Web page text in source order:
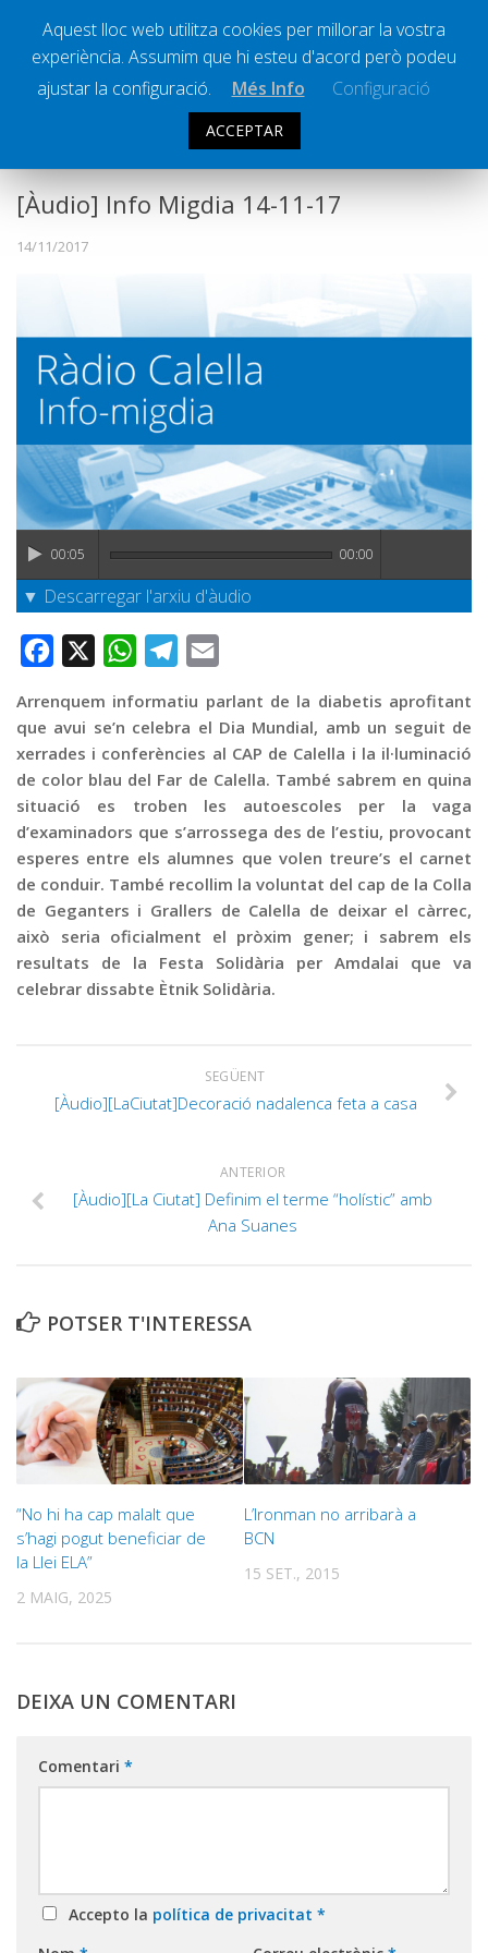
Societat
Successos
La Banqueta
Transmissions Esportives
Pòdcasts
Vídeos
Graella
Publicitat
Ràdio Calella Televisió
[Àudio] Info Migdia 14-11-17
14/11/2017
00:05 00:00
▼ Descarregar l'arxiu d'àudio
Facebook WhatsAppTelegram
Arrenquem informatiu parlant de la diabetis aprofitant
que avui se’n celebra el Dia Mundial, amb un seguit de
xerrades i conferències al CAP de Calella i la il·luminació
de color blau del Far de Calella. També sabrem en quina
situació es troben les autoescoles per la vaga
d’examinadors que s’arrossega des de l’estiu, provocant
esperes entre els alumnes que volen treure’s el carnet
de conduir. També recollim la voluntat del cap de la Colla
de Geganters i Grallers de Calella de deixar el càrrec,
això seria oficialment el pròxim gener; i sabrem els
resultats de la Festa Solidària per Amdalai que va
celebrar dissabte Ètnik Solidària.
SEGÜENT
[Àudio][LaCiutat]Decoració nadalenca feta a casa
ANTERIOR
[Àudio][La Ciutat] Definim el terme “holístic” amb
Ana Suanes
POTSER T'INTERESSA
“No hi ha cap malalt que
s’hagi pogut beneficiar de
la Llei ELA”
2 MAIG, 2025
L’Ironman no arribarà a
BCN
15 SET., 2015
DEIXA UN COMENTARI
Comentari *
Accepto la política de privacitat *
Aquest lloc web utilitza cookies per millorar la vostra
experiència. Assumim que hi esteu d'acord però podeu
ajustar la configuració.
Més Info Configuració
ACCEPTAR